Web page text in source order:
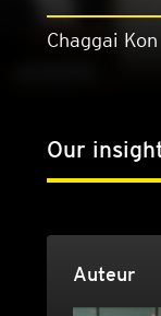
Chaggai Kon
Our
Auteur